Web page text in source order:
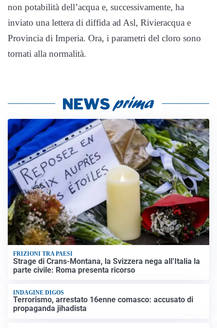
non potabilità dell’acqua e, successivamente, ha
inviato una lettera di diffida ad Asl, Rivieracqua e
Provincia di Imperia. Ora, i parametri del cloro sono
tornati alla normalità.
FRIZIONI TRA PAESI
Strage di Crans-Montana, la Svizzera nega all’Italia la
parte civile: Roma presenta ricorso
INDAGINE DIGOS
Terrorismo, arrestato 16enne comasco: accusato di
propaganda jihadista